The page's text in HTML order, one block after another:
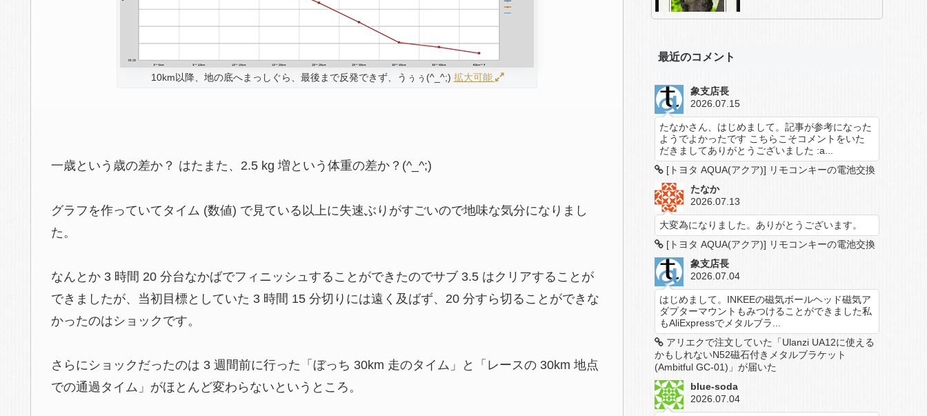
10km以降、地の底へまっしぐら、最後まで反発できず、うぅぅ(^_^;) 拡大可能
一歳という歳の差か？ はたまた、2.5 kg 増という体重の差か？(^_^;)
グラフを作っていてタイム (数値) で見ている以上に失速ぶりがすごいので地味な気分になりまし
た。
なんとか 3 時間 20 分台なかばでフィニッシュすることができたのでサブ 3.5 はクリアすることが
できましたが、当初目標としていた 3 時間 15 分切りには遠く及ばず、20 分すら切ることができな
かったのはショックです。
さらにショックだったのは 3 週間前に行った「ぼっち 30km 走のタイム」と「レースの 30km 地点
での通過タイム」がほとんど変わらないというところ。
最近のコメント
象支店長
2026.07.15
たなかさん、はじめまして。記事が参考になった
ようでよかったです こちらこそコメントをいた
だきましてありがとうございました :a...
[トヨタ AQUA(アクア)] リモコンキーの電池交換
たなか
2026.07.13
大変為になりました。ありがとうございます。
[トヨタ AQUA(アクア)] リモコンキーの電池交換
象支店長
2026.07.04
はじめまして。INKEEの磁気ボールヘッド磁気ア
ダプターマウントもみつけることができました私
もAliExpressでメタルブラ...
アリエクで注文していた「Ulanzi UA12に使える
かもしれないN52磁石付きメタルブラケット
(Ambitful GC-01)」が届いた
blue-soda
2026.07.04